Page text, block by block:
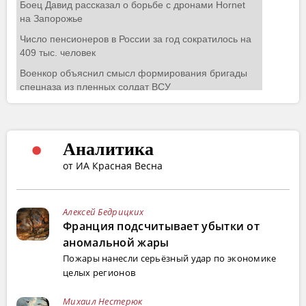
Аналитика
от ИА Красная Весна
Алексей Бедрицких
Франция подсчитывает убытки от
аномальной жары
Пожары нанесли серьёзный удар по экономике
целых регионов
Михаил Нестерюк